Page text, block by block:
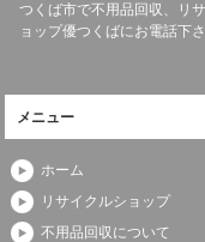
つくば市で不用品回収、リ
ョップ優つくばにお電話下さ
メニュー
ホーム
リサイクルショップ
不用品回収について